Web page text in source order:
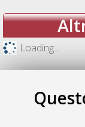
Loading...